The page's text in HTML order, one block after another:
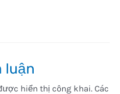
luận
hiển thị công khai. Các